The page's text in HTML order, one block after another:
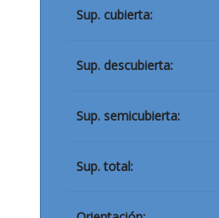
Sup. cubierta:
Sup. descubierta:
Sup. semicubierta:
Sup. total: